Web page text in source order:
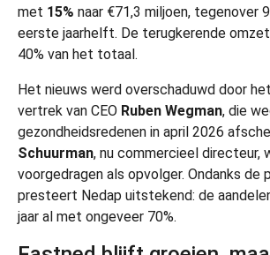
met 15% naar €71,3 miljoen, tegenover
eerste jaarhelft. De terugkerende
40% van het totaal.
Het nieuws werd overschaduwd door
vertrek van CEO Ruben Wegman, die
gezondheidsredenen in april 2026
Schuurman, nu commercieel directeur,
voorgedragen als opvolger. Ondanks de
presteert Nedap uitstekend: de
jaar al met ongeveer 70%.